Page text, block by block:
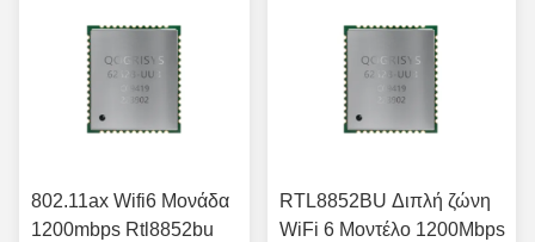
802.11ax Wifi6 Μονάδα
1200mbps Rtl8852bu
RTL8852BU Διπλή ζώνη
WiFi 6 Μοντέλο 1200Mbps